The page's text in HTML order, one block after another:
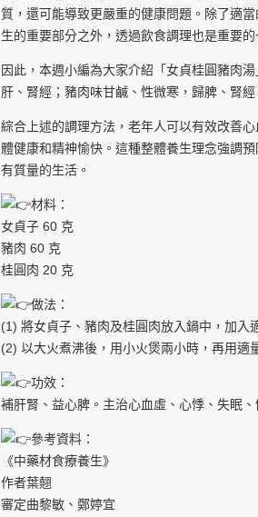
質，還可能導致更嚴重的健康問題。除了適
生的重要部分之外，透過飲食調理也是重要的
因此，本週小編為大家介紹「女貞桂圓豬肉
肝、腎經；豬肉味甘鹹、性微寒，歸脾、腎
綜合上述的調理方法，老年人可以有效改善
體健康和精神愉快。這種整體養生理念強調
有質量的生活。
材料：
女貞子 60 克
豬肉 60 克
桂圓肉 20 克
做法：
(1) 將女貞子、豬肉及桂圓肉放入鍋中，加入
(2) 以大火煮沸後，用小火煲兩小時，再用適
功效：
補肝腎、益心脾。主治心血虛、心悸、失眠、
參考資料：
《中藥材食療養生》
作者葉翹
審定曲黎敏、鄭婷宜